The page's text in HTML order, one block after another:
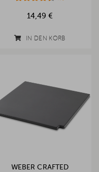
14,49 €
IN DEN KORB
WEBER CRAFTED